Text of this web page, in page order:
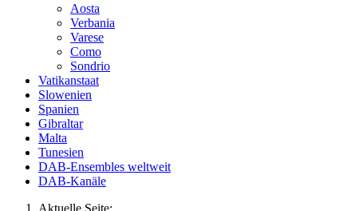
Aosta
Verbania
Varese
Como
Sondrio
Vatikanstaat
Slowenien
Spanien
Gibraltar
Malta
Tunesien
DAB-Ensembles weltweit
DAB-Kanäle